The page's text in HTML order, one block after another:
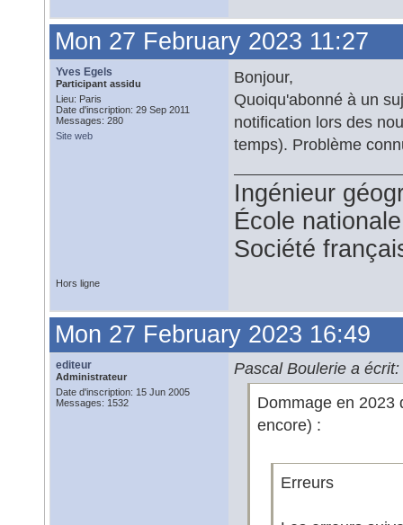
Mon 27 February 2023 11:27
Yves Egels
Participant assidu
Lieu: Paris
Date d'inscription: 29 Sep 2011
Messages: 280
Site web
Bonjour,
Quoiqu'abonné à un
notification lors des
temps). Problème
Ingénieur
École
Société
Hors ligne
Mon 27 February 2023 16:49
editeur
Administrateur
Date d'inscription: 15 Jun 2005
Messages: 1532
Pascal Boulerie a écrit:
Dommage en 2023
encore) :
Erreurs